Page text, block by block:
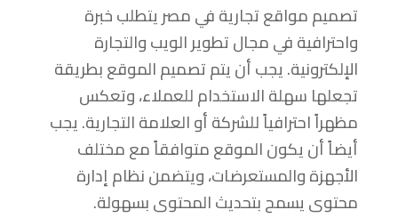
تصميم مواقع تجارية في مصر يتطلب خبرة
واحترافية في مجال تطوير الويب والتجارة
الإلكترونية. يجب أن يتم تصميم الموقع بطريقة
تجعلها سهلة الاستخدام للعملاء، وتعكس
مظهراً احترافياً للشركة أو العلامة التجارية. يجب
أيضاً أن يكون الموقع متوافقاً مع مختلف
الأجهزة والمستعرضات، ويتضمن نظام إدارة
محتوى يسمح بتحديث المحتوى بسهولة.